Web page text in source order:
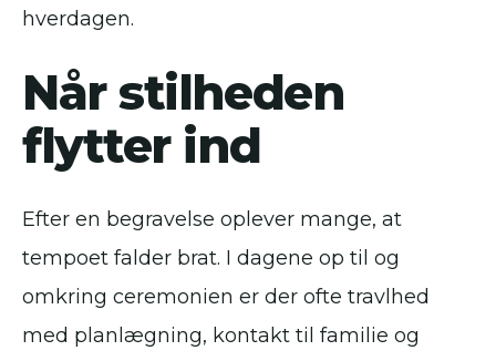
hverdagen.
Når stilheden
flytter ind
Efter en begravelse oplever mange, at
tempoet falder brat. I dagene op til og
omkring ceremonien er der ofte travlhed
med planlægning, kontakt til familie og